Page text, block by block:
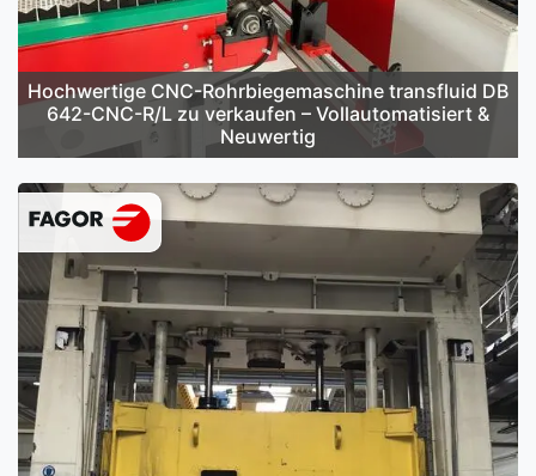
Hochwertige CNC-Rohrbiegemaschine transfluid DB
642-CNC-R/L zu verkaufen – Vollautomatisiert &
Neuwertig